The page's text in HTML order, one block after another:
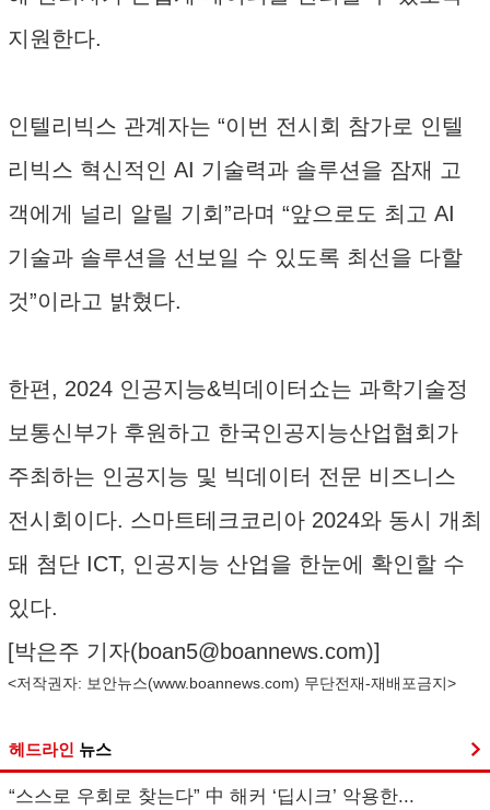
지원한다.
인텔리빅스 관계자는 “이번 전시회 참가로 인텔
리빅스 혁신적인 AI 기술력과 솔루션을 잠재 고
객에게 널리 알릴 기회”라며 “앞으로도 최고 AI
기술과 솔루션을 선보일 수 있도록 최선을 다할
것”이라고 밝혔다.
한편, 2024 인공지능&빅데이터쇼는 과학기술정
보통신부가 후원하고 한국인공지능산업협회가
주최하는 인공지능 및 빅데이터 전문 비즈니스
전시회이다. 스마트테크코리아 2024와 동시 개최
돼 첨단 ICT, 인공지능 산업을 한눈에 확인할 수
있다.
[박은주 기자(boan5@boannews.com)]
<저작권자: 보안뉴스(www.boannews.com) 무단전재-재배포금지>
헤드라인 뉴스
“스스로 우회로 찾는다” 中 해커 ‘딥시크’ 악용한...